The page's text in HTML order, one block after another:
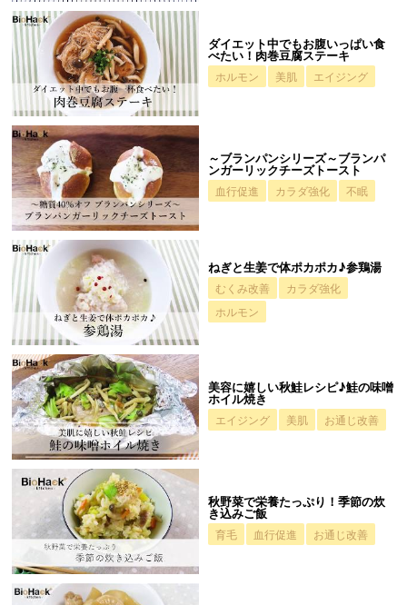
ダイエット中でもお腹いっぱい食
べたい！肉巻豆腐ステーキ
ホルモン 美肌 エイジング
～ブランパンシリーズ～ブランパ
ンガーリックチーズトースト
血行促進 カラダ強化 不眠
ねぎと生姜で体ポカポカ♪参鶏湯
むくみ改善
カラダ強化
ホルモン
美容に嬉しい秋鮭レシピ♪鮭の味噌
ホイル焼き
エイジング 美肌 お通じ改善
秋野菜で栄養たっぷり！季節の炊
き込みご飯
育毛 血行促進 お通じ改善